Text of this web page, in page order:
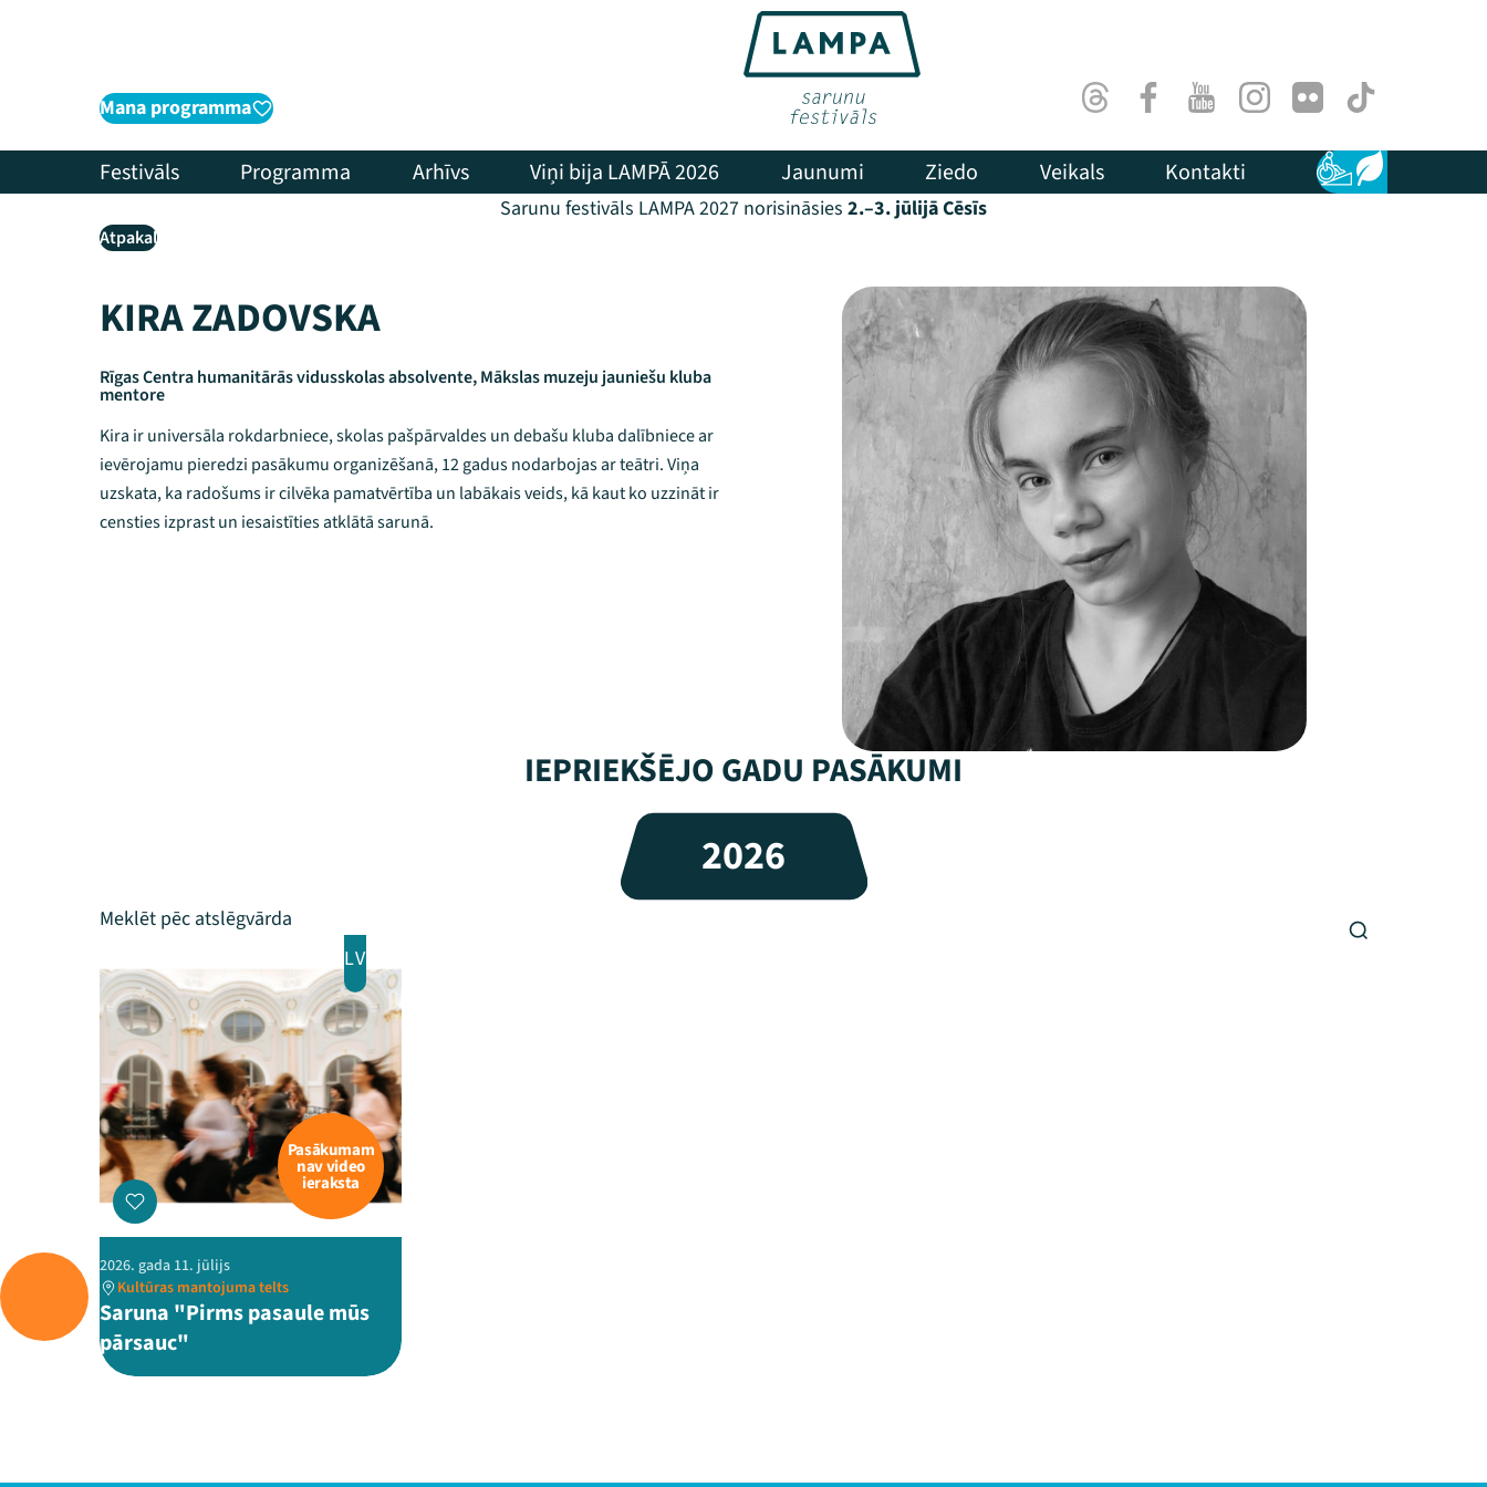
Mana programma ThreadsFacebookYoutubeInstagram
Flick TikTok
Festivāls Programma Arhīvs Viņi bija LAMPĀ 2026 Jaunumi Ziedo Veikals Kontakti Pieejamība
Ilgtspēja
Sarunu festivāls LAMPA 2027 norisināsies 2.–3. jūlijā Cēsīs
Atpakaļ
KIRA ZADOVSKA
Rīgas Centra humanitārās vidusskolas absolvente, Mākslas muzeju jauniešu kluba
mentore
Kira ir universāla rokdarbniece, skolas pašpārvaldes un debašu kluba dalībniece ar
ievērojamu pieredzi pasākumu organizēšanā, 12 gadus nodarbojas ar teātri. Viņa
uzskata, ka radošums ir cilvēka pamatvērtība un labākais veids, kā kaut ko uzzināt ir
censties izprast un iesaistīties atklātā sarunā.
IEPRIEKŠĒJO GADU PASĀKUMI
2026
LV
Pasākumam
nav video
ieraksta
2026. gada 11. jūlijs
Kultūras mantojuma telts
Saruna "Pirms pasaule mūs
pārsauc"